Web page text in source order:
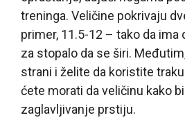
treninga. Veličine pokrivaju
primer, 11.5-12 – tako da
za stopalo da se širi.
strani i želite da koristite
ćete morati da veličinu kako
zaglavljivanje prstiju.